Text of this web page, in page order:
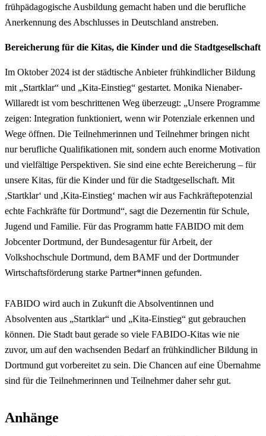
frühpädagogische Ausbildung gemacht haben und die berufliche
Anerkennung des Abschlusses in Deutschland anstreben.
Bereicherung für die Kitas, die Kinder und die Stadtgesellschaft
Im Oktober 2024 ist der städtische Anbieter frühkindlicher Bildung
mit „Startklar“ und „Kita-Einstieg“ gestartet. Monika Nienaber-
Willaredt ist vom beschrittenen Weg überzeugt: „Unsere Programme
zeigen: Integration funktioniert, wenn wir Potenziale erkennen und
Wege öffnen. Die Teilnehmerinnen und Teilnehmer bringen nicht
nur berufliche Qualifikationen mit, sondern auch enorme Motivation
und vielfältige Perspektiven. Sie sind eine echte Bereicherung – für
unsere Kitas, für die Kinder und für die Stadtgesellschaft. Mit
,Startklar‘ und ,Kita-Einstieg‘ machen wir aus Fachkräftepotenzial
echte Fachkräfte für Dortmund“, sagt die Dezernentin für Schule,
Jugend und Familie. Für das Programm hatte FABIDO mit dem
Jobcenter Dortmund, der Bundesagentur für Arbeit, der
Volkshochschule Dortmund, dem BAMF und der Dortmunder
Wirtschaftsförderung starke Partner*innen gefunden.
FABIDO wird auch in Zukunft die Absolventinnen und
Absolventen aus „Startklar“ und „Kita-Einstieg“ gut gebrauchen
können. Die Stadt baut gerade so viele FABIDO-Kitas wie nie
zuvor, um auf den wachsenden Bedarf an frühkindlicher Bildung in
Dortmund gut vorbereitet zu sein. Die Chancen auf eine Übernahme
sind für die Teilnehmerinnen und Teilnehmer daher sehr gut.
Anhänge